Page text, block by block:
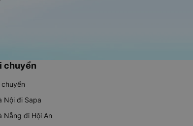
chuyển
chuyển
Nội đi Sapa
Nẵng đi Hội An